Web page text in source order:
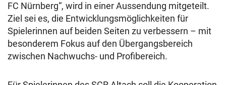
FC Nürnberg“, wird in einer Aussendung mitgeteilt.
Ziel sei es, die Entwicklungsmöglichkeiten für
Spielerinnen auf beiden Seiten zu verbessern – mit
besonderem Fokus auf den Übergangsbereich
zwischen Nachwuchs- und Profibereich.